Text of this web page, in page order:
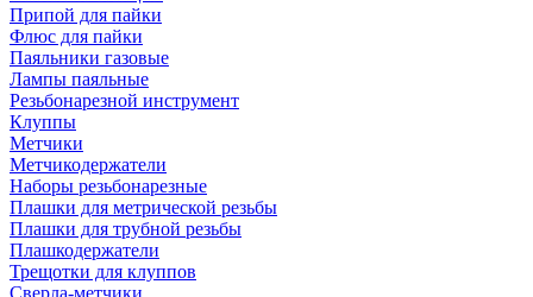
Припой для пайки
Флюс для пайки
Паяльники газовые
Лампы паяльные
Резьбонарезной инструмент
Клуппы
Метчики
Метчикодержатели
Наборы резьбонарезные
Плашки для метрической резьбы
Плашки для трубной резьбы
Плашкодержатели
Трещотки для клуппов
Сверла-метчики